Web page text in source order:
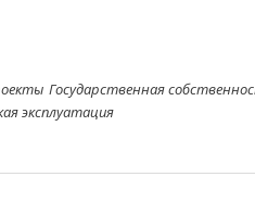
Государственная
эксплуатация